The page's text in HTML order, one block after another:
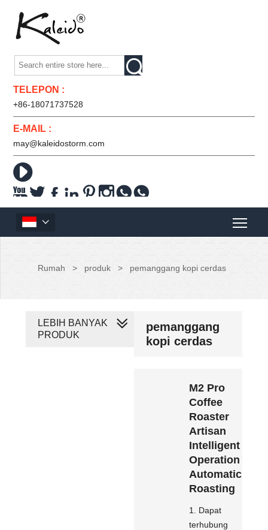

TELEPON :
+86-18071737528
E-MAIL :
may@kaleidostorm.com

     

Rumah > produk > pemanggang kopi cerdas
pemanggang
kopi cerdas
M2 Pro
Coffee
Roaster
Artisan
Intelligent
Operation
Automatic
Roasting
1. Dapat
terhubung
LEBIH BANYAK
PRODUK